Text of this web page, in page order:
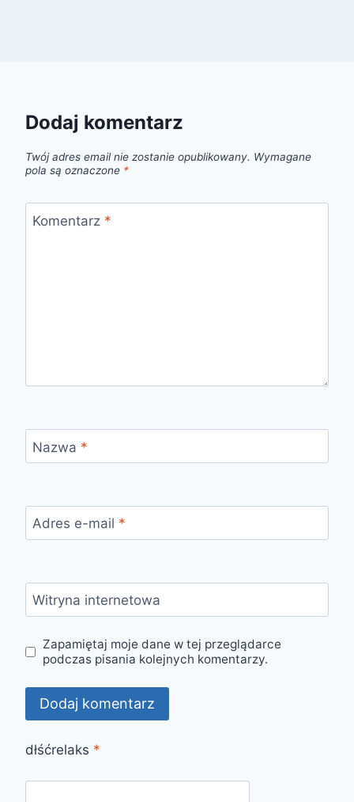
Dodaj komentarz
Twój adres email nie zostanie opublikowany. Wymagane
pola są oznaczone *
Komentarz *
Nazwa *
Adres e-mail *
Witryna internetowa
Zapamiętaj moje dane w tej przeglądarce
podczas pisania kolejnych komentarzy.
dłśćrelaks *